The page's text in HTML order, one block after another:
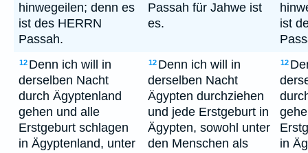
hinwegeilen; denn es
ist des HERRN
Passah.
Passah für Jahwe ist
es.
ist
12 Denn ich will in
derselben Nacht
durch Ägyptenland
gehen und alle
Erstgeburt schlagen
in Ägyptenland, unter
12 Denn ich will in
derselben Nacht
Ägypten durchziehen
und jede Erstgeburt in
Ägypten, sowohl unter
den Menschen als
12
in